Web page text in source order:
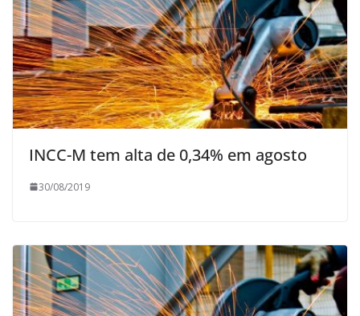
INCC-M tem alta de 0,34% em agosto
30/08/2019